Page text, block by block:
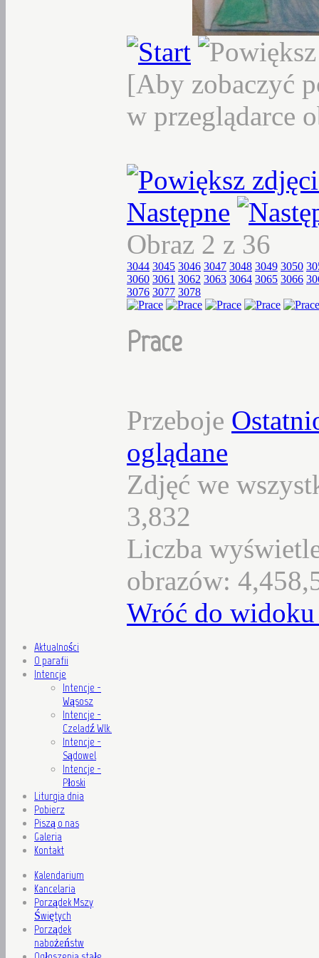
[Aby zobaczyć
w przeglądarce
Następne
Obraz 2 z 36
3044 3045 3046 3047 3048 3049 3050
3060 3061 3062 3063 3064 3065 3066
3076 3077 3078
Prace
Przeboje
oglądane
Zdjęć we
3,832
Liczba
obrazów:
Wróć do
Aktualności
O parafii
Intencje
Intencje -
Wąsosz
Intencje -
Czeladź Wlk.
Intencje -
Sądowel
Intencje -
Płoski
Liturgia dnia
Pobierz
Piszą o nas
Galeria
Kontakt
Kalendarium
Kancelaria
Porządek Mszy
Świętych
Porządek
nabożeństw